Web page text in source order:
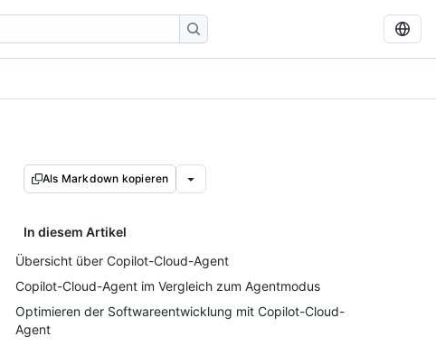
Als Markdown kopieren
In diesem Artikel
Übersicht über Copilot-Cloud-Agent
Copilot-Cloud-Agent im Vergleich zum Agentmodus
Optimieren der Softwareentwicklung mit Copilot-Cloud-
Agent